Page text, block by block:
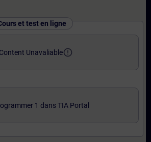
et test en ligne
Content Unavaliableerror_outline
1 dans TIA Portal